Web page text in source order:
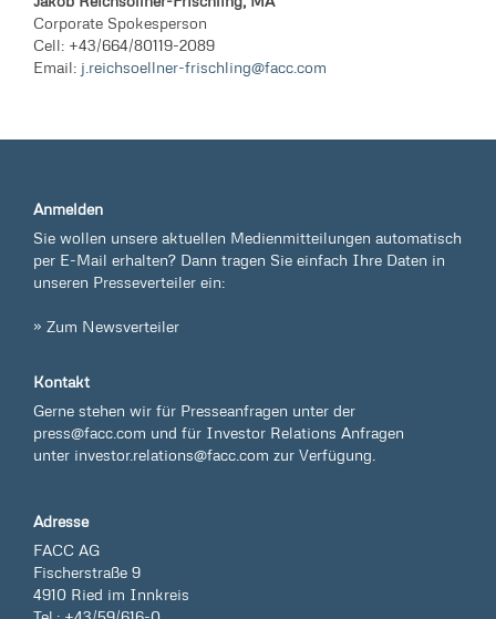
Corporate Spokesperson
Cell: +43/664/80119-2089
Email: j.reichsoellner-frischling@facc.com
Anmelden
Sie wollen unsere aktuellen Medienmitteilungen automatisch
per E-Mail erhalten? Dann tragen Sie einfach Ihre Daten in
unseren Presseverteiler ein:
» Zum Newsverteiler
Kontakt
Gerne stehen wir für Presseanfragen unter der
press@facc.com und für Investor Relations Anfragen
unter investor.relations@facc.com zur Verfügung.
Adresse
FACC AG
Fischerstraße 9
4910 Ried im Innkreis